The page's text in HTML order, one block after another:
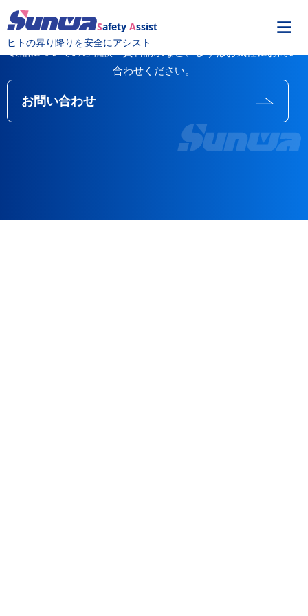
Safety Assist
ヒトの昇り降りを安全にアシスト
製品についてのご相談・資料請求など、まずはお気軽にお問い
合わせください。
お問い合わせ